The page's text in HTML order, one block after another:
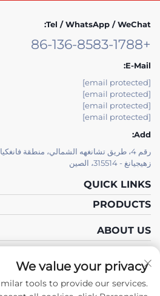
Tel / WhatsApp / WeChat:
+86-136-8583-1788
E-Mail:
[email protected]
[email protected]
[email protected]
[email protected]
Add:
رقم 4، طريق تشانغهه الشمالي، منطقة
زهيجيانغ - 315514، الصين
QUICK LINKS
PRODUCTS
ABOUT US
We value your privacy
tools to provide our services.